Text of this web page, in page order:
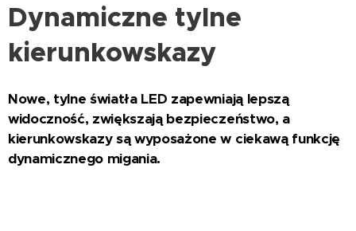
Dynamiczne tylne
kierunkowskazy
Nowe, tylne światła LED zapewniają lepszą
widoczność, zwiększają bezpieczeństwo, a
kierunkowskazy są wyposażone w ciekawą funkcję
dynamicznego migania.